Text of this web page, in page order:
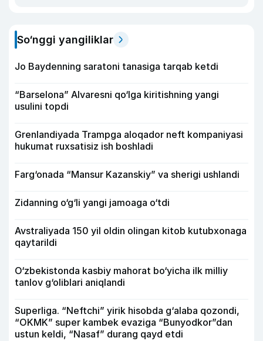
So‘nggi yangiliklar
Jo Baydenning saratoni tanasiga tarqab ketdi
“Barselona” Alvaresni qo‘lga kiritishning yangi
usulini topdi
Grenlandiyada Trampga aloqador neft kompaniyasi
hukumat ruxsatisiz ish boshladi
Farg‘onada “Mansur Kazanskiy” va sherigi ushlandi
Zidanning o‘g‘li yangi jamoaga o‘tdi
Avstraliyada 150 yil oldin olingan kitob kutubxonaga
qaytarildi
O‘zbekistonda kasbiy mahorat bo‘yicha ilk milliy
tanlov g‘oliblari aniqlandi
Superliga. “Neftchi” yirik hisobda g‘alaba qozondi,
“OKMK” super kambek evaziga “Bunyodkor”dan
ustun keldi, “Nasaf” durang qayd etdi